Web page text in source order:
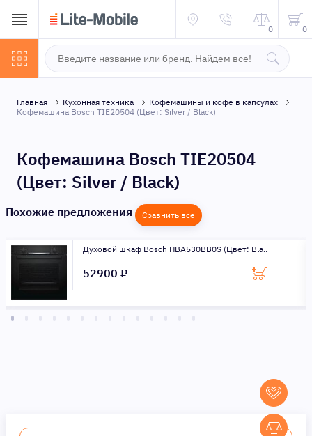
0 0
Главная Кухонная техника
Кофемашины и кофе в капсулах
Кофемашина Bosch TIE20504 (Цвет: Silver / Black)
Кофемашина Bosch TIE20504
(Цвет: Silver / Black)
Похожие предложения Сравнить все
Духовой шкаф Bosch HBA530BB0S (Цвет: Bla..
52900 ₽